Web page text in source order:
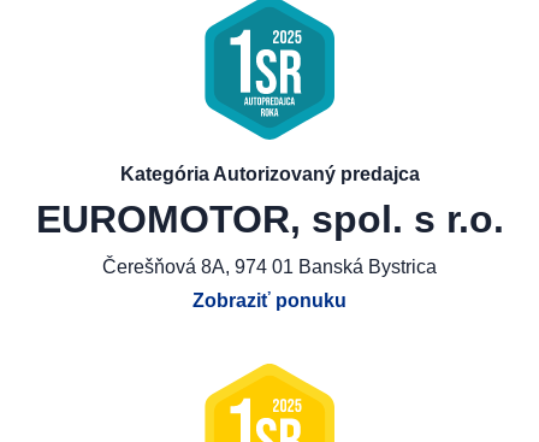
Kategória Autorizovaný predajca
EUROMOTOR, spol. s r.o.
Čerešňová 8A, 974 01 Banská Bystrica
Zobraziť ponuku